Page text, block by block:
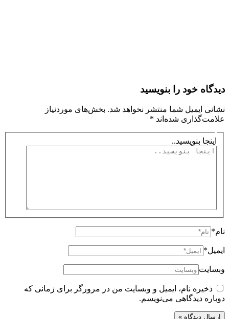
دیدگاه‌ خود را بنویسید
نشانی ایمیل شما منتشر نخواهد شد. بخش‌های موردنیاز
علامت‌گذاری شده‌اند *
اینجا بنویسید..
نام*
ایمیل*
وبسایت
ذخیره نام، ایمیل و وبسایت من در مرورگر برای زمانی که
دوباره دیدگاهی می‌نویسم.